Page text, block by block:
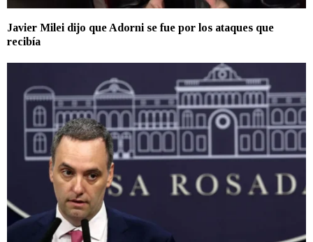
Javier Milei dijo que Adorni se fue por los ataques que
recibía